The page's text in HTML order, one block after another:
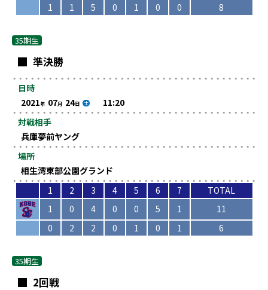
1
1 5 0 1 0 0 8
35期生
準決勝
日時
2021年 07月 24日 土
11:20
対戦相手
兵庫夢前ヤング
場所
相生湾東部公園グランド
1
2 3 4 5 6 7
TOTAL
1
0 4 0 0 5 1
11
0
2 2 0 1 0 1 6
35期生
2回戦